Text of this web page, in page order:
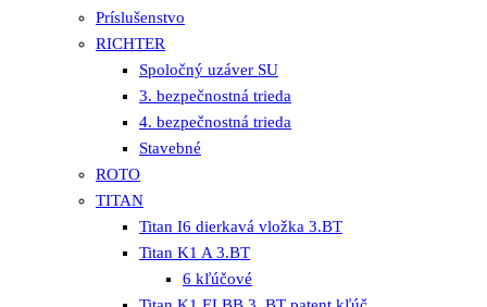
Príslušenstvo
RICHTER
Spoločný uzáver SU
3. bezpečnostná trieda
4. bezpečnostná trieda
Stavebné
ROTO
TITAN
Titan I6 dierkavá vložka 3.BT
Titan K1 A 3.BT
6 kľúčové